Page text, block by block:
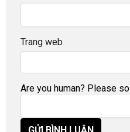
Trang web
Are you human? Please